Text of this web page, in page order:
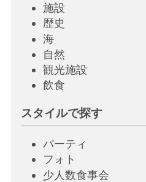
施設
歴史
海
自然
観光施設
飲食
スタイルで探す
パーティ
フォト
少人数食事会